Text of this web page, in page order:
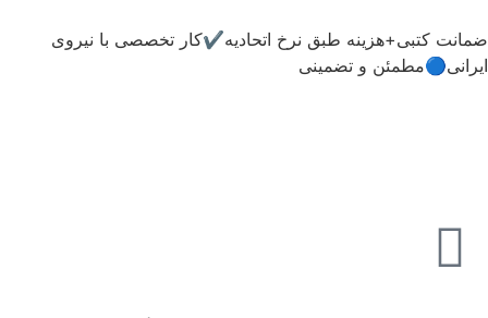
ضمانت کتبی+هزینه طبق نرخ اتحادیه✔️کار تخصصی با نیروی
ایرانی🔵مطمئن و تضمینی